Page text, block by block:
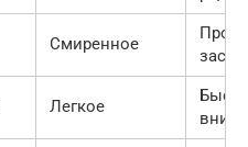
Смиренное
Легкое